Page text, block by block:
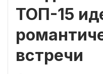
ТОП-15
встречи